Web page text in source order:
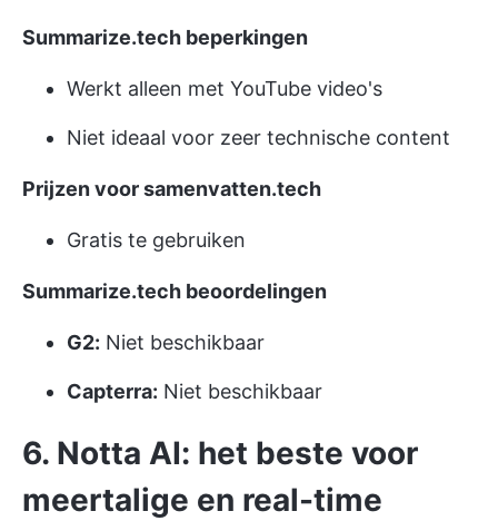
Summarize.tech beperkingen
Werkt alleen met YouTube video's
Niet ideaal voor zeer technische content
Prijzen voor samenvatten.tech
Gratis te gebruiken
Summarize.tech beoordelingen
G2: Niet beschikbaar
Capterra: Niet beschikbaar
6. Notta AI: het beste voor
meertalige en real-time